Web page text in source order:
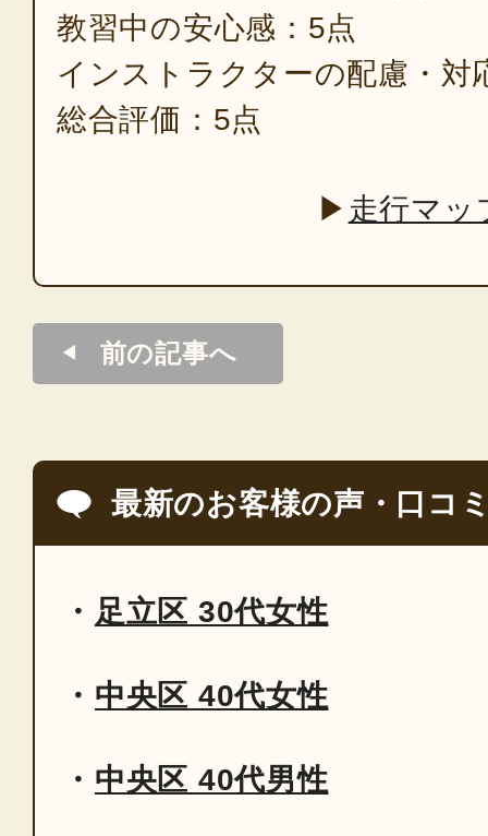
教習中の安心感：5点
インストラクターの配慮・対
総合評価：5点
▶ 走行マッ
前の記事へ
最新のお客様の声・口コ
足立区 30代女性
中央区 40代女性
中央区 40代男性